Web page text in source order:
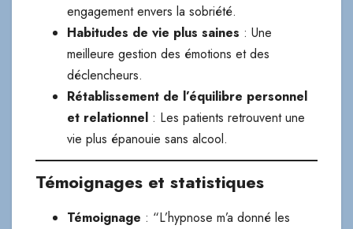
engagement envers la sobriété.
Habitudes de vie plus saines : Une
meilleure gestion des émotions et des
déclencheurs.
Rétablissement de l’équilibre personnel
et relationnel : Les patients retrouvent une
vie plus épanouie sans alcool.
Témoignages et statistiques
Témoignage : “L’hypnose m’a donné les